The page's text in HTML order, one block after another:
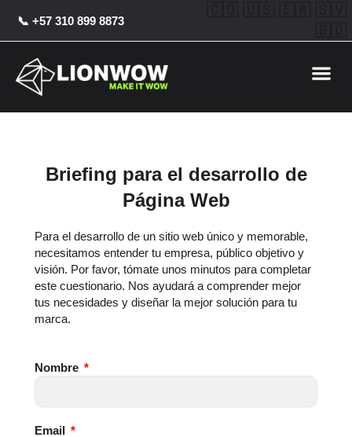
contenido
📞 +57 310 899 8873
Briefing para el desarrollo de
Página Web
Para el desarrollo de un sitio web único y memorable,
necesitamos entender tu empresa, público objetivo y
visión. Por favor, tómate unos minutos para completar
este cuestionario. Nos ayudará a comprender mejor
tus necesidades y diseñar la mejor solución para tu
marca.
Nombre
Email